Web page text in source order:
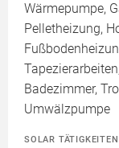
Wärmepumpe,
Pelletheizung,
Badezimmer,
Umwälzpumpe
SOLAR TÄTIGKEITEN